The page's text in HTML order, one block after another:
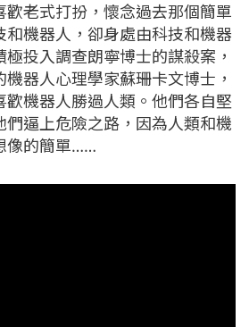
歡老式打扮，懷念過去那個簡單
和機器人，卻身處由科技和機器
投入調查朗寧博士的謀殺案，
器人心理學家蘇珊卡文博士，
歡機器人勝過人類。他們各自堅
逼上危險之路，因為人類和機
像的簡單……